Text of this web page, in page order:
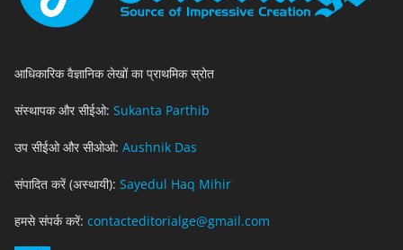
आधिकारिक वैज्ञानिक लेखों का प्राथमिक स्रोत
संस्थापक और सीईओ: Sukanta Parthib
उप सीईओ और सीओओ: Aushnik Das
संपादित करें (अस्थायी): Sayedul Haq Mihir
हमसे संपर्क करें: contacteditorialge@gmail.com